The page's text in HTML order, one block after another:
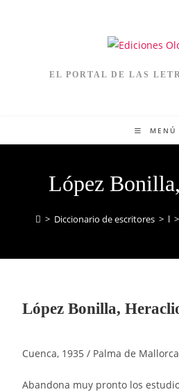
EL PORTAL DE LAS
MENÚ
López
> Diccionario de escritores > l >
López Bonilla,
Cuenca, 1935 / Palma de
Abandona muy pronto los